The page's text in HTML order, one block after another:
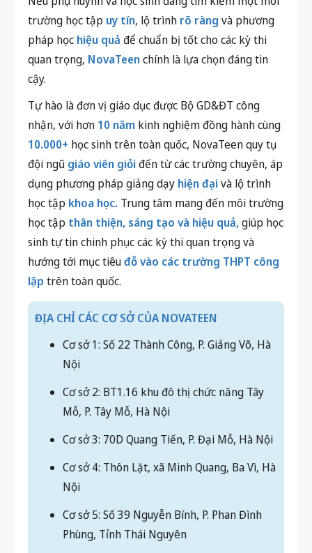
trường học tập uy tín, lộ trình rõ ràng và phương
pháp học hiệu quả để chuẩn bị tốt cho các kỳ thi
quan trọng, NovaTeenchính là lựa chọn đáng tin
cậy.
Tự hào là đơn vị giáo dục được Bộ GD&ĐT công
nhận, với hơn 10 năm kinh nghiệm đồng hành cùng
10.000+ học sinh trên toàn quốc, NovaTeen quy tụ
đội ngũ giáo viên giỏiđến từ các trường chuyên, áp
dụng phương pháp giảng dạy hiện đạivà lộ trình
học tập khoa học. Trung tâm mang đến môi trường
học tập thân thiện, sáng tạo và hiệu quả,giúp học
sinh tự tin chinh phục các kỳ thi quan trọng và
hướng tới mục tiêuđỗ vào các trường THPT công
lập trên toàn quốc.
ĐỊA CHỈ CÁC CƠ SỞ CỦA NOVATEEN
Cơ sở 1: Số 22 Thành Công, P. Giảng Võ, Hà
Nội
Cơ sở 2: BT1.16 khu đô thị chức năng Tây
Mỗ, P. Tây Mỗ, Hà Nội
Cơ sở 3: 70D Quang Tiến, P. Đại Mỗ, Hà Nội
Cơ sở 4: Thôn Lặt, xã Minh Quang, Ba Vì, Hà
Nội
Cơ sở 5: Số 39 Nguyễn Bính, P. Phan Đình
Phùng, Tỉnh Thái Nguyên